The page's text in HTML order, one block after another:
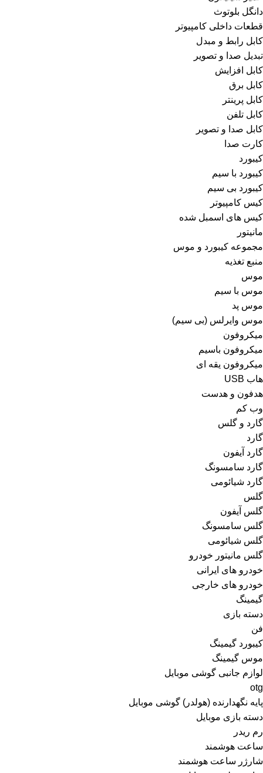
دانگل بلوتوث
قطعات داخلی کامپیوتر
کابل رابط و مبدل
تبدیل صدا و تصویر
کابل افزایش
کابل برق
کابل پرینتر
کابل تلفن
کابل صدا و تصویر
کارت صدا
کیبورد
کیبورد با سیم
کیبورد بی سیم
کیس کامپیوتر
کیس های اسمبل شده
مانیتور
مجموعه کیبورد و موس
منبع تغذیه
موس
موس با سیم
موس پد
موس وایرلس (بی سیم)
میکروفون
میکروفون باسیم
میکروفون یقه ای
هاب USB
هدفون و هدست
وب کم
گارد و گلس
گارد
گارد آیفون
گارد سامسونگ
گارد شیائومی
گلس
گلس آیفون
گلس سامسونگ
گلس شیائومی
گلس مانیتور خودرو
خودرو های ایرانی
خودرو های خارجی
گیمینگ
دسته بازی
فن
کیبورد گیمینگ
موس گیمینگ
لوازم جانبی گوشی موبایل
otg
پایه نگهدارنده (هولدر) گوشی موبایل
دسته بازی موبایل
رم ریدر
ساعت هوشمند
شارژر ساعت هوشمند